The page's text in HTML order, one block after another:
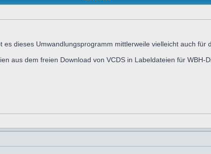
dieses Umwandlungsprogramm mittlerweile vielleicht auch für
aus dem freien Download von VCDS in Labeldateien für